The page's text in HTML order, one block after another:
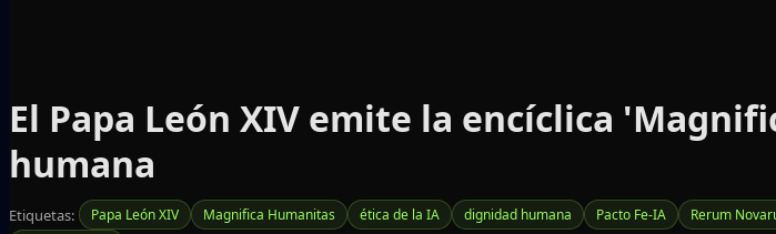
El Papa León XIV emite la encíclica
humana
Etiquetas: Papa León XIV Magnifica Humanitas ética de la IA dignidad humana Pacto Fe-IA Rerum